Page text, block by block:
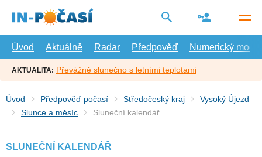
hlavní
Úvod
Aktuálně Radar Předpověď Numerický model
AKTUALITA: Převážně slunečno s letními teplotami
Úvod Předpověď počasí Středočeský kraj
Vysoký Újezd
Slunce a měsíc
Sluneční kalendář
SLUNEČNÍ KALENDÁŘ